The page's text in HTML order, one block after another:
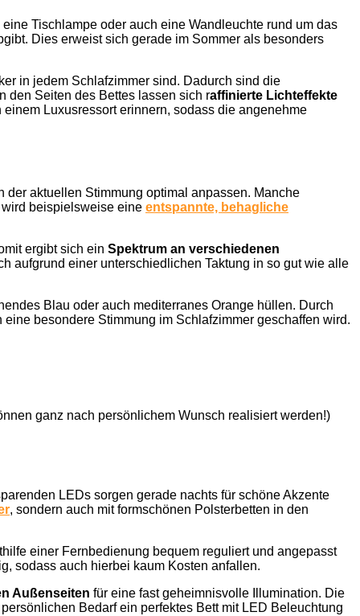
Tischlampe oder auch eine Wandleuchte rund um das
Dies erweist sich gerade im Sommer als besonders
in jedem Schlafzimmer sind. Dadurch sind die
den Seiten des Bettes lassen sich raffinierte Lichteffekte
Luxusressort erinnern, sodass die angenehme
aktuellen Stimmung optimal anpassen. Manche
beispielsweise eine entspannte, behagliche
ergibt sich ein Spektrum an verschiedenen
aufgrund einer unterschiedlichen Taktung in so gut wie alle
Blau oder auch mediterranes Orange hüllen. Durch
besondere Stimmung im Schlafzimmer geschaffen wird.
ganz nach persönlichem Wunsch realisiert werden!)
LEDs sorgen gerade nachts für schöne Akzente
, sondern auch mit formschönen Polsterbetten in den
einer Fernbedienung bequem reguliert und angepasst
sodass auch hierbei kaum Kosten anfallen.
Außenseiten für eine fast geheimnisvolle Illumination. Die
Bedarf ein perfektes Bett mit LED Beleuchtung